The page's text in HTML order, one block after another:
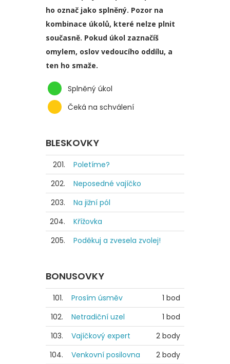
ho označ jako splněný. Pozor na
kombinace úkolů, které nelze plnit
současně. Pokud úkol zaznačíš
omylem, oslov vedoucího oddílu, a
ten ho smaže.
Splněný úkol
Čeká na schválení
BLESKOVKY
201.
Poletíme?
202.
Neposedné vajíčko
203.
Na jižní pól
204.
Křížovka
205.
Poděkuj a zvesela zvolej!
BONUSOVKY
101. Prosím úsměv
1 bod
102.
Netradiční uzel
1 bod
103.
Vajíčkový expert
2 body
104.
Venkovní posilovna
2 body